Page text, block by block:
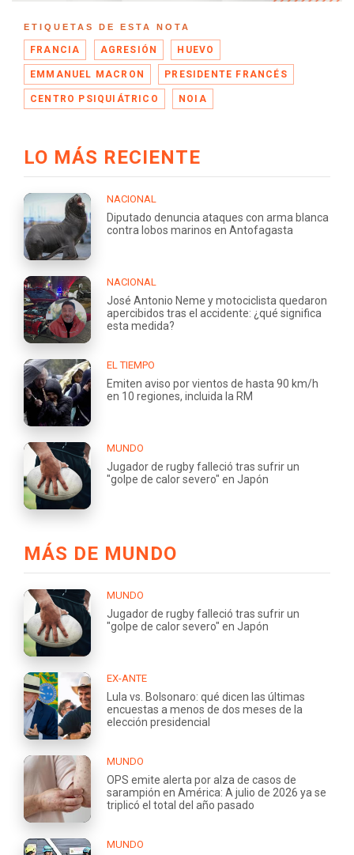
ETIQUETAS DE ESTA NOTA
FRANCIA AGRESIÓN HUEVO
EMMANUEL MACRON PRESIDENTE FRANCÉS
CENTRO PSIQUIÁTRICO NOIA
LO MÁS RECIENTE
NACIONAL
Diputado denuncia ataques con arma blanca
contra lobos marinos en Antofagasta
NACIONAL
José Antonio Neme y motociclista quedaron
apercibidos tras el accidente: ¿qué significa
esta medida?
EL TIEMPO
Emiten aviso por vientos de hasta 90 km/h
en 10 regiones, incluida la RM
MUNDO
Jugador de rugby falleció tras sufrir un
"golpe de calor severo" en Japón
MÁS DE MUNDO
MUNDO
Jugador de rugby falleció tras sufrir un
"golpe de calor severo" en Japón
EX-ANTE
Lula vs. Bolsonaro: qué dicen las últimas
encuestas a menos de dos meses de la
elección presidencial
MUNDO
OPS emite alerta por alza de casos de
sarampión en América: A julio de 2026 ya se
triplicó el total del año pasado
MUNDO